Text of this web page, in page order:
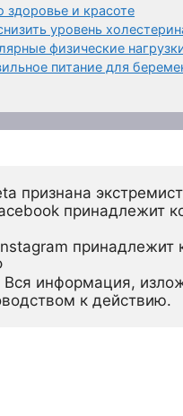
здоровье и красоте
уровень
физические
питание для
признана
принадлежит
принадлежит
информация,
к действию.